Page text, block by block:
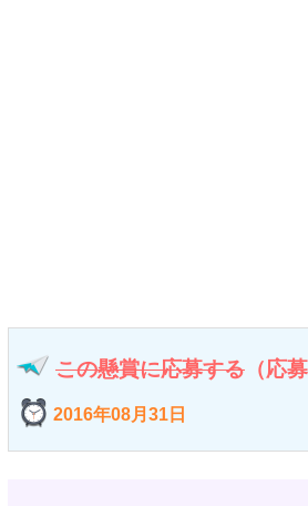
この懸賞に応募する （応
2016年08月31日